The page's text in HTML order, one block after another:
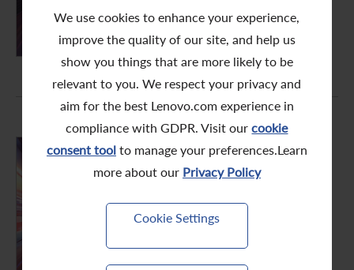
We use cookies to enhance your experience,
improve the quality of our site, and help us
show you things that are more likely to be
relevant to you. We respect your privacy and
aim for the best Lenovo.com experience in
compliance with GDPR. Visit ourcookie
consent toolto manage your preferences.Learn
more about our Privacy Policy
Cookie Settings
股東結構
獎項與嘉許
股東通訊政策
網上股東大會操作指引
股份購回報告 (於二零零八年七月四日或之前)
公告 (補發已遺失的股份證明書)
PDF (54.1 MB)
FY2025/26